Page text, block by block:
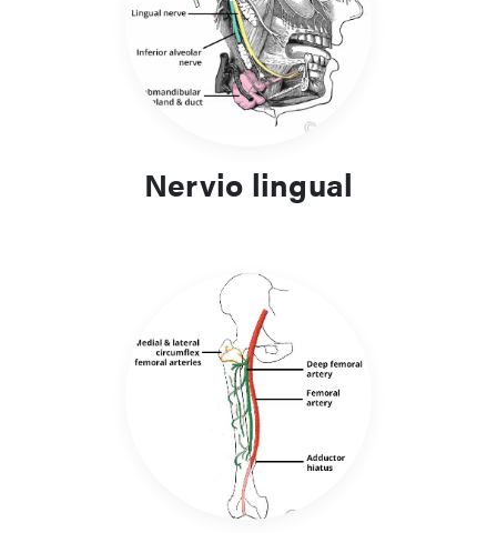
Nervio lingual